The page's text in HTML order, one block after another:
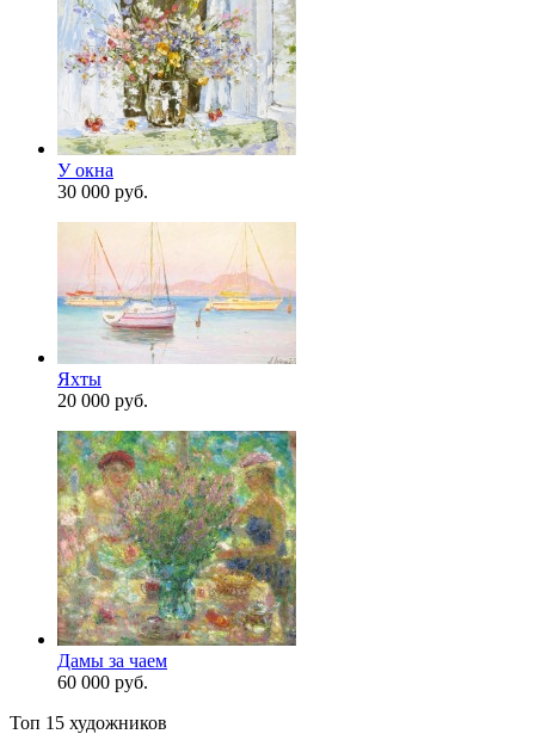
У окна
30 000 руб.
Яхты
20 000 руб.
Дамы за чаем
60 000 руб.
Топ 15 художников